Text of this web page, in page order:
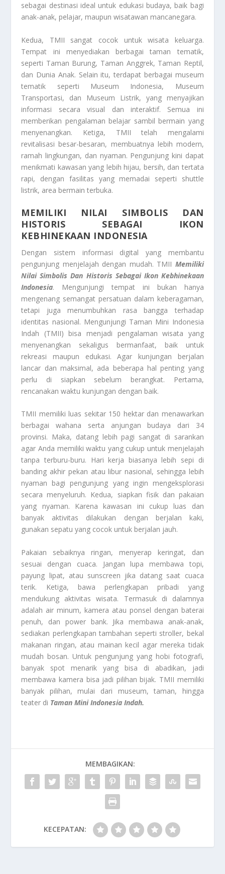
sebagai destinasi ideal untuk edukasi budaya, baik bagi
anak-anak, pelajar, maupun wisatawan mancanegara.
Kedua, TMII sangat cocok untuk wisata keluarga.
Tempat ini menyediakan berbagai taman tematik,
seperti Taman Burung, Taman Anggrek, Taman Reptil,
dan Dunia Anak. Selain itu, terdapat berbagai museum
tematik seperti Museum Indonesia, Museum
Transportasi, dan Museum Listrik, yang menyajikan
informasi secara visual dan interaktif. Semua ini
memberikan pengalaman belajar sambil bermain yang
menyenangkan. Ketiga, TMII telah mengalami
revitalisasi besar-besaran, membuatnya lebih modern,
ramah lingkungan, dan nyaman. Pengunjung kini dapat
menikmati kawasan yang lebih hijau, bersih, dan tertata
rapi, dengan fasilitas yang memadai seperti shuttle
listrik, area bermain terbuka.
MEMILIKI NILAI SIMBOLIS DAN
HISTORIS SEBAGAI IKON
KEBHINEKAAN INDONESIA
Dengan sistem informasi digital yang membantu
pengunjung menjelajah dengan mudah. TMII Memiliki
Nilai Simbolis Dan Historis Sebagai Ikon Kebhinekaan
Indonesia. Mengunjungi tempat ini bukan hanya
mengenang semangat persatuan dalam keberagaman,
tetapi juga menumbuhkan rasa bangga terhadap
identitas nasional. Mengunjungi Taman Mini Indonesia
Indah (TMII) bisa menjadi pengalaman wisata yang
menyenangkan sekaligus bermanfaat, baik untuk
rekreasi maupun edukasi. Agar kunjungan berjalan
lancar dan maksimal, ada beberapa hal penting yang
perlu di siapkan sebelum berangkat. Pertama,
rencanakan waktu kunjungan dengan baik.
TMII memiliki luas sekitar 150 hektar dan menawarkan
berbagai wahana serta anjungan budaya dari 34
provinsi. Maka, datang lebih pagi sangat di sarankan
agar Anda memiliki waktu yang cukup untuk menjelajah
tanpa terburu-buru. Hari kerja biasanya lebih sepi di
banding akhir pekan atau libur nasional, sehingga lebih
nyaman bagi pengunjung yang ingin mengeksplorasi
secara menyeluruh. Kedua, siapkan fisik dan pakaian
yang nyaman. Karena kawasan ini cukup luas dan
banyak aktivitas dilakukan dengan berjalan kaki,
gunakan sepatu yang cocok untuk berjalan jauh.
Pakaian sebaiknya ringan, menyerap keringat, dan
sesuai dengan cuaca. Jangan lupa membawa topi,
payung lipat, atau sunscreen jika datang saat cuaca
terik. Ketiga, bawa perlengkapan pribadi yang
mendukung aktivitas wisata. Termasuk di dalamnya
adalah air minum, kamera atau ponsel dengan baterai
penuh, dan power bank. Jika membawa anak-anak,
sediakan perlengkapan tambahan seperti stroller, bekal
makanan ringan, atau mainan kecil agar mereka tidak
mudah bosan. Untuk pengunjung yang hobi fotografi,
banyak spot menarik yang bisa di abadikan, jadi
membawa kamera bisa jadi pilihan bijak. TMII memiliki
banyak pilihan, mulai dari museum, taman, hingga
teater di Taman Mini Indonesia Indah.
MEMBAGIKAN:
KECEPATAN: